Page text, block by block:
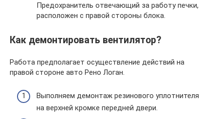
Предохранитель отвечающий за работу печки,
расположен с правой стороны блока.
Как демонтировать вентилятор?
Работа предполагает осуществление действий на
правой стороне авто Рено Логан.
Выполняем демонтаж резинового уплотнителя
на верхней кромке передней двери.